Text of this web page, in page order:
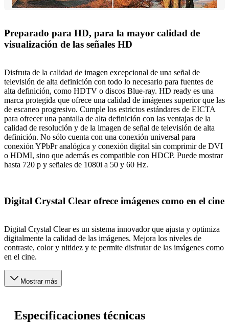
Preparado para HD, para la mayor calidad de
visualización de las señales HD
Disfruta de la calidad de imagen excepcional de una señal de
televisión de alta definición con todo lo necesario para fuentes de
alta definición, como HDTV o discos Blue-ray. HD ready es una
marca protegida que ofrece una calidad de imágenes superior que las
de escaneo progresivo. Cumple los estrictos estándares de EICTA
para ofrecer una pantalla de alta definición con las ventajas de la
calidad de resolución y de la imagen de señal de televisión de alta
definición. No sólo cuenta con una conexión universal para
conexión YPbPr analógica y conexión digital sin comprimir de DVI
o HDMI, sino que además es compatible con HDCP. Puede mostrar
hasta 720 p y señales de 1080i a 50 y 60 Hz.
Digital Crystal Clear ofrece imágenes como en el cine
Digital Crystal Clear es un sistema innovador que ajusta y optimiza
digitalmente la calidad de las imágenes. Mejora los niveles de
contraste, color y nitidez y te permite disfrutar de las imágenes como
en el cine.
Mostrar más
Especificaciones técnicas